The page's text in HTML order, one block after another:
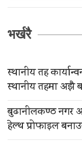
भर्खरै
स्थानीय तह
स्थानीय तहमा अझै
बुढानीलकण्ठ नगर
हेल्थ प्रोफाइल